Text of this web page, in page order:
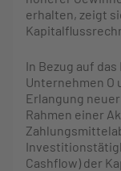
erhalten, zeigt
In Bezug auf
Unternehmen O
Erlangung
Rahmen einer
Cashflow) der